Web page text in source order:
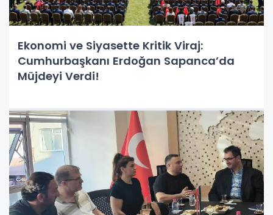
Ekonomi ve Siyasette Kritik Viraj:
Cumhurbaşkanı Erdoğan Sapanca’da
Müjdeyi Verdi!